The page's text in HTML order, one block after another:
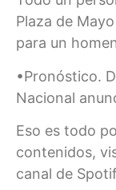
Plaza de
para un
•Pronóstico.
Nacional
Eso es todo
contenidos,
canal de